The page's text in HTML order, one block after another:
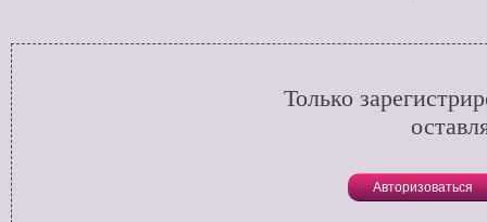
Только
Авторизоваться